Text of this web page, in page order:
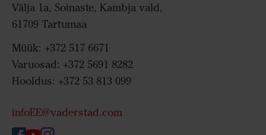
Välja 1a, Soinaste, Kambja vald,
61709 Tartumaa
Müük: +372 517 6671
Varuosad: +372 5691 8282
Hooldus: +372 53 813 099
infoEE@vaderstad.com